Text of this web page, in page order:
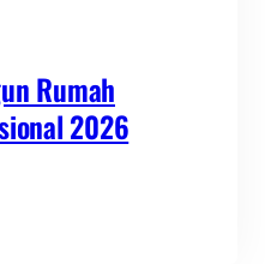
Rumah
2026